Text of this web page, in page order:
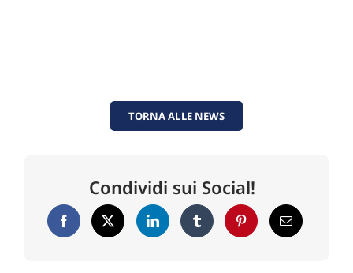
TORNA ALLE NEWS
Condividi sui Social!